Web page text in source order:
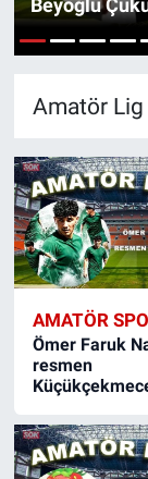
Beyoğlu
Amatör Lig
AMATÖR
Ömer Faruk
resmen
SAĞLIK
EKONOMİ
ÖZEL
Keşfet
MANŞET
RESMİ